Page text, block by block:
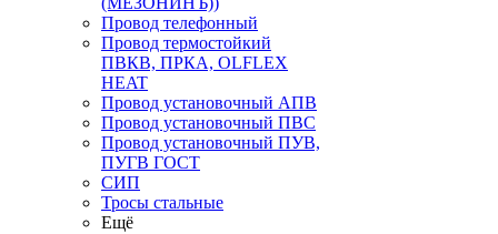
Провод телефонный
Провод термостойкий
ПВКВ, ПРКА, OLFLEX
HEAT
Провод установочный АПВ
Провод установочный ПВС
Провод установочный ПУВ,
ПУГВ ГОСТ
СИП
Тросы стальные
Ещё